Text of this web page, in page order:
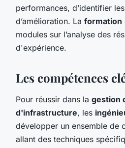
performances, d’identifier
d’amélioration. La formation
modules sur l’analyse des
d'expérience.
Les compétences
Pour réussir dans la gestion
d'infrastructure, les
développer un ensemble de
allant des techniques